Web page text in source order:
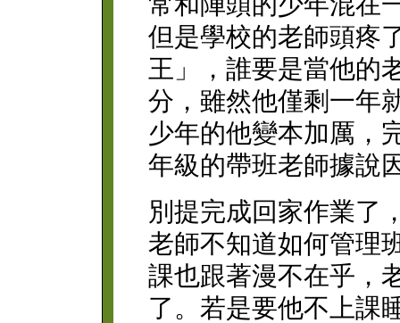
但是學校的老師頭疼
王」，誰要是當他的
分，雖然他僅剩一年
少年的他變本加厲，
年級的帶班老師據說
別提完成回家作業了
老師不知道如何管理
課也跟著漫不在乎，
了。若是要他不上課